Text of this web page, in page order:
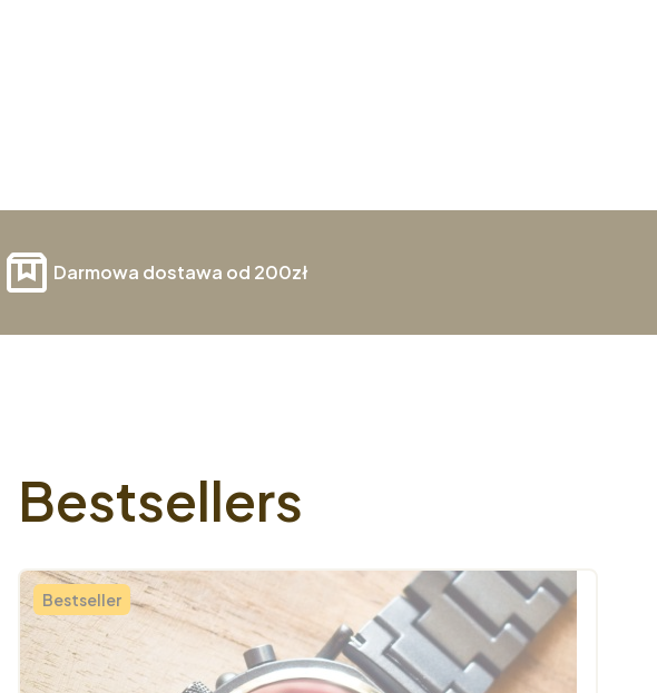
Darmowa dostawa od 200zł
Bestsellers
Bestseller